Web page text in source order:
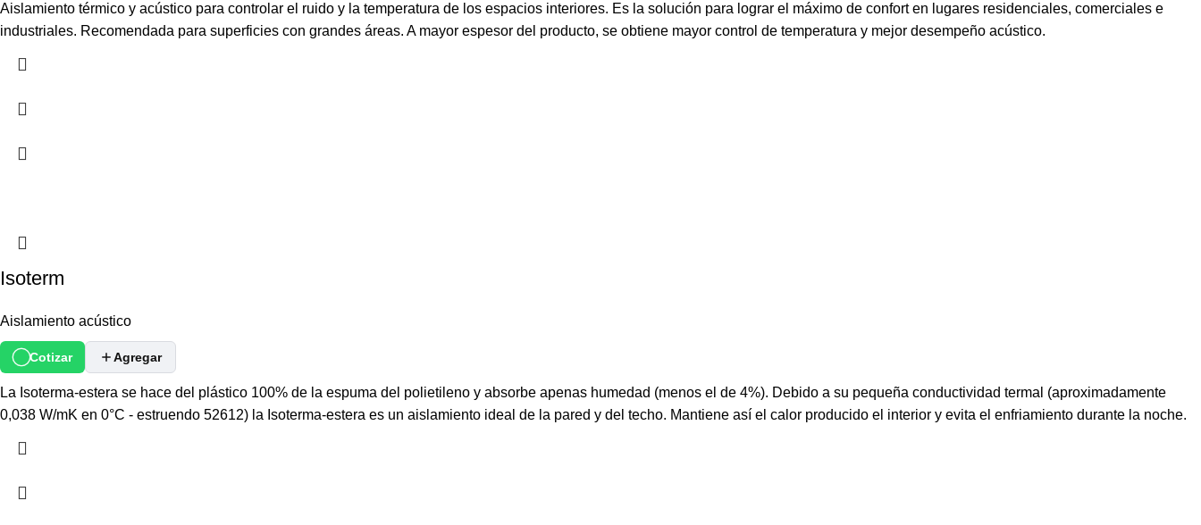
Aislamiento térmico y acústico para controlar el ruido y la temperatura de los espacios interiores. Es la solución para lograr el máximo de confort en lugares residenciales, comerciales e
industriales. Recomendada para superficies con grandes áreas. A mayor espesor del producto, se obtiene mayor control de temperatura y mejor desempeño acústico.
Isoterm
Aislamiento acústico
Cotizar Agregar
La Isoterma-estera se hace del plástico 100% de la espuma del polietileno y absorbe apenas humedad (menos el de 4%). Debido a su pequeña conductividad termal (aproximadamente
0,038 W/mK en 0°C - estruendo 52612) la Isoterma-estera es un aislamiento ideal de la pared y del techo. Mantiene así el calor producido el interior y evita el enfriamiento durante la noche.